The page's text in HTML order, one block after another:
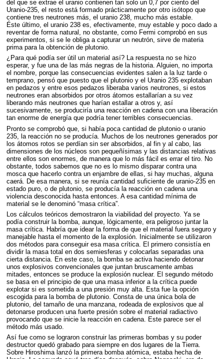
del que se extrae el uranio contienen tan solo un 0,7 por ciento del
Uranio-235, el resto está formado prácticamente por otro isótopo que
contiene tres neutrones más, el uranio 238, mucho más estable.
Éste último, el uranio 238 es, efectivamente, muy estable y poco dado a
reventar de forma natural, no obstante, como Fermi comprobó en sus
experimentos, si se le obliga a capturar un neutrón, sirve de materia
prima para la obtención de plutonio.
¿Para qué podía ser útil un material así? La respuesta no se hizo
esperar, y fue una de las más negras de la historia. Alguien, no importa
el nombre, porque las consecuencias evidentes salen a la luz tarde o
temprano, pensó que puesto que el plutonio y el Uranio 235 explotaban
en pedazos y entre esos pedazos liberaba varios neutrones, si estos
neutrones eran absorbidos por otros átomos estallarían a su vez
liberando más neutrones que harían estallar a otros y, así
sucesivamente, se produciría una reacción en cadena con una liberación
tan enorme de energía que podría tener terribles consecuencias.
Pronto se comprobó que, si había poca cantidad de plutonio o uranio
235, la reacción no se producía. Muchos de los neutrones generados por
los átomos rotos se perdían sin ser absorbidos, al fin y al cabo, las
dimensiones de los núcleos son pequeñísimas y las distancias relativas
entre ellos son enormes, de manera que lo más fácil es errar el tiro. No
obstante, todos sabemos que no es lo mismo disparar contra una
mosca que hacerlo contra un enjambre de ellas, si hay muchas, alguna
caerá. De esa manera, si se reunía cantidad suficiente de uranio-235 en
estado puro, o de plutonio, se producía la reacción en cadena una
violencia desconocida hasta entonces. A esa cantidad mínima de
material se le denominó “masa crítica”.
Los cálculos teóricos demostraron la viabilidad del proyecto. Ya se
podía construir la bomba, aunque, lógicamente, era peligroso juntar la
masa crítica. Habría que idear la forma de que el material fuera seguro y
manejable hasta el momento de la explosión. Inicialmente se utilizaron
dos métodos para conseguir esa masa crítica. El primero consistía en
dividir la masa total en dos semiesferas y colocarlas separadas una
cierta distancia. En este caso, la bomba se activa haciendo detonar
unos explosivos convencionales que juntan bruscamente ambas
mitades, entonces se produce la explosión nuclear. El segundo método
se basa en el principio de que una masa inferior a la crítica puede
explotar si es sometida a una presión muy alta. Esta fue la opción
escogida para la bomba de plutonio. Consta de una única bola de
plutonio, del tamaño de una manzana, rodeada de explosivos que al
detonarse producen una fuerte presión sobre el material radiactivo
provocando que se inicie la reacción en cadena. Este parece ser el
método más usado.
Así fue como se lograron construir las primeras bombas y su poder
destructor quedó grabado para siempre en dos lugares de la Tierra.
Sobre Hiroshima lanzó la primera bomba atómica, estaba hecha de